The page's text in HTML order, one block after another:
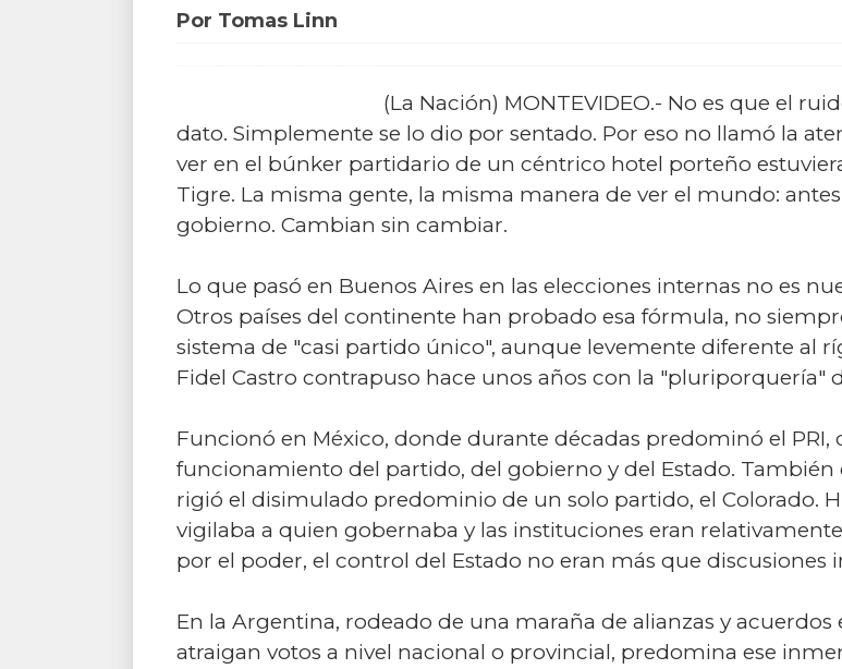
Por Tomas Linn
(La Nación) MONTEVIDEO.- No es que el
dato. Simplemente se lo dio por sentado. Por eso no llamó la
ver en el búnker partidario de un céntrico hotel porteño
Tigre. La misma gente, la misma manera de ver el mundo:
gobierno. Cambian sin cambiar.
Lo que pasó en Buenos Aires en las elecciones internas no es
Otros países del continente han probado esa fórmula, no
sistema de "casi partido único", aunque levemente diferente al
Fidel Castro contrapuso hace unos años con la "pluriporquería"
Funcionó en México, donde durante décadas predominó el
funcionamiento del partido, del gobierno y del Estado. También
rigió el disimulado predominio de un solo partido, el Colorado.
vigilaba a quien gobernaba y las instituciones eran
por el poder, el control del Estado no eran más que discusiones
En la Argentina, rodeado de una maraña de alianzas y
atraigan votos a nivel nacional o provincial, predomina ese